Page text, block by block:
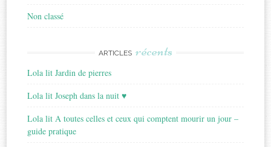
Non classé
ARTICLES récents
Lola lit Jardin de pierres
Lola lit Joseph dans la nuit ♥
Lola lit A toutes celles et ceux qui comptent mourir un jour –
guide pratique